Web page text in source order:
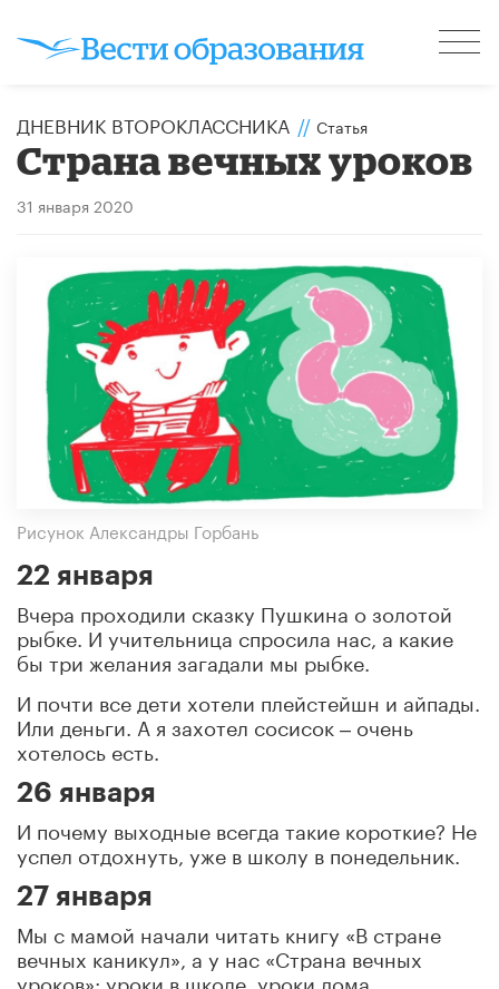
ДНЕВНИК ВТОРОКЛАССНИКА // Статья
Страна вечных уроков
31 января 2020
Рисунок Александры Горбань
22 января
Вчера проходили сказку Пушкина о золотой
рыбке. И учительница спросила нас, а какие
бы три желания загадали мы рыбке.
И почти все дети хотели плейстейшн и айпады.
Или деньги. А я захотел сосисок ‒ очень
хотелось есть.
26 января
И почему выходные всегда такие короткие? Не
успел отдохнуть, уже в школу в понедельник.
27 января
Мы с мамой начали читать книгу «В стране
вечных каникул», а у нас «Страна вечных
уроков»: уроки в школе, уроки дома.